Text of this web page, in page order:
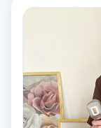
Rosenmetoden
Samtalsterapi